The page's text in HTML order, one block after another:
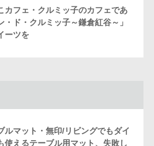
カフェ・クルミッ子のカフェであ
・ド・クルミッ子～鎌倉紅谷～」
ーツを
ルマット・無印/リビングでもダイ
使えるテーブル用マット、失敗し